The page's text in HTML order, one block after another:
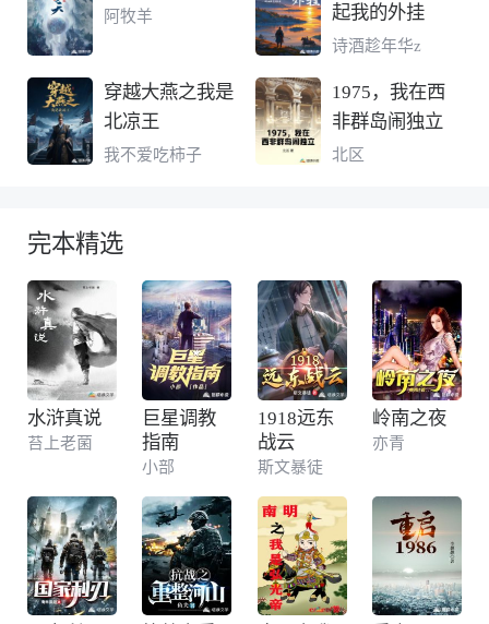
阿牧羊
起我的外挂
诗酒趁年华z
穿越大燕之我是
北凉王
我不爱吃柿子
1975，我在西
非群岛闹独立
北区
完本精选
水浒真说
苔上老菌
巨星调教
指南
小部
1918远东
战云
斯文暴徒
岭南之夜
亦青